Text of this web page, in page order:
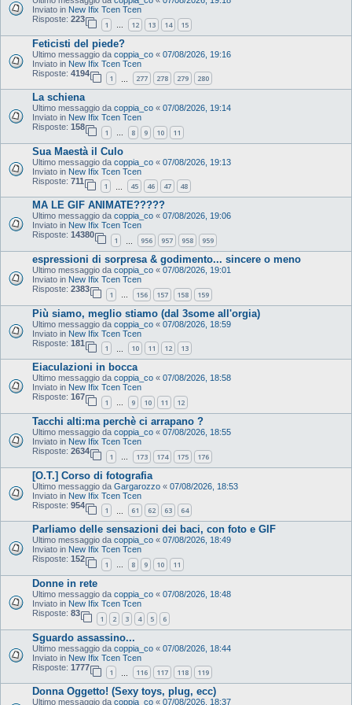
Inviato in New Ifix Tcen Tcen
Risposte: 223
1 … 12 13 14 15
Feticisti del piede?
Ultimo messaggio da coppia_co « 07/08/2026, 19:16
Inviato in New Ifix Tcen Tcen
Risposte: 4194
1 277 278 279 280
La schiena
Ultimo messaggio da coppia_co « 07/08/2026, 19:14
Inviato in New Ifix Tcen Tcen
Risposte: 158
1 … 8 9 10 11
Sua Maestà il Culo
Ultimo messaggio da coppia_co « 07/08/2026, 19:13
Inviato in New Ifix Tcen Tcen
Risposte: 711
1 45 46 47 48
MA LE GIF ANIMATE?????
Ultimo messaggio da coppia_co « 07/08/2026, 19:06
Inviato in New Ifix Tcen Tcen
Risposte: 14380
1 956 957 958 959
espressioni di sorpresa & godimento... sincere o meno
Ultimo messaggio da coppia_co « 07/08/2026, 19:01
Inviato in New Ifix Tcen Tcen
Risposte: 2383
1 … 156 157 158 159
Più siamo, meglio stiamo (dal 3some all'orgia)
Ultimo messaggio da coppia_co « 07/08/2026, 18:59
Inviato in New Ifix Tcen Tcen
Risposte: 181
1 10 11 12 13
Eiaculazioni in bocca
Ultimo messaggio da coppia_co « 07/08/2026, 18:58
Inviato in New Ifix Tcen Tcen
Risposte: 167
1 … 9 10 11 12
Tacchi alti:ma perchè ci arrapano ?
Ultimo messaggio da coppia_co « 07/08/2026, 18:55
Inviato in New Ifix Tcen Tcen
Risposte: 2634
1 … 173 174 175 176
[O.T.] Corso di fotografia
Ultimo messaggio da Gargarozzo « 07/08/2026, 18:53
Inviato in New Ifix Tcen Tcen
Risposte: 954
1 61 62 63 64
Parliamo delle sensazioni dei baci, con foto e GIF
Ultimo messaggio da coppia_co « 07/08/2026, 18:49
Inviato in New Ifix Tcen Tcen
Risposte: 152
1 … 8 9 10 11
Donne in rete
Ultimo messaggio da coppia_co « 07/08/2026, 18:48
Inviato in New Ifix Tcen Tcen
Risposte: 83
1 2 3 4 5 6
Sguardo assassino...
Ultimo messaggio da coppia_co « 07/08/2026, 18:44
Inviato in New Ifix Tcen Tcen
Risposte: 1777
1 116 117 118 119
Donna Oggetto! (Sexy toys, plug, ecc)
Ultimo messaggio da coppia_co « 07/08/2026, 18:37